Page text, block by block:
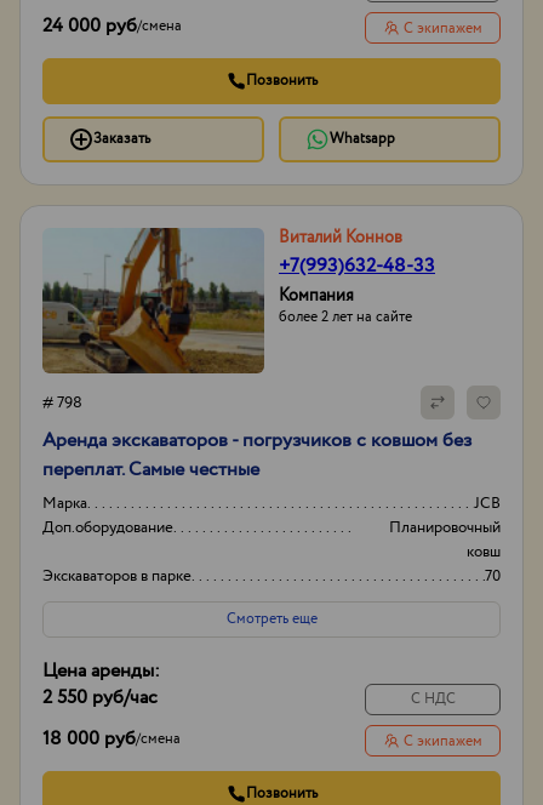
24 000 руб/смена С экипажем
Позвонить
Заказать Whatsapp
Виталий Коннов
+7(993)632-48-33
Компания
более 2 лет на сайте
# 798
Аренда экскаваторов - погрузчиков с ковшом без
переплат. Самые честные
Марка
JCB
Доп.оборудование
Планировочный
ковш
Экскаваторов в парке
70
Высота Фронт.
3.5м
Смотреть еще
Цена аренды:
2 550 руб/час
18 000 руб/смена
С НДС
С экипажем
Позвонить